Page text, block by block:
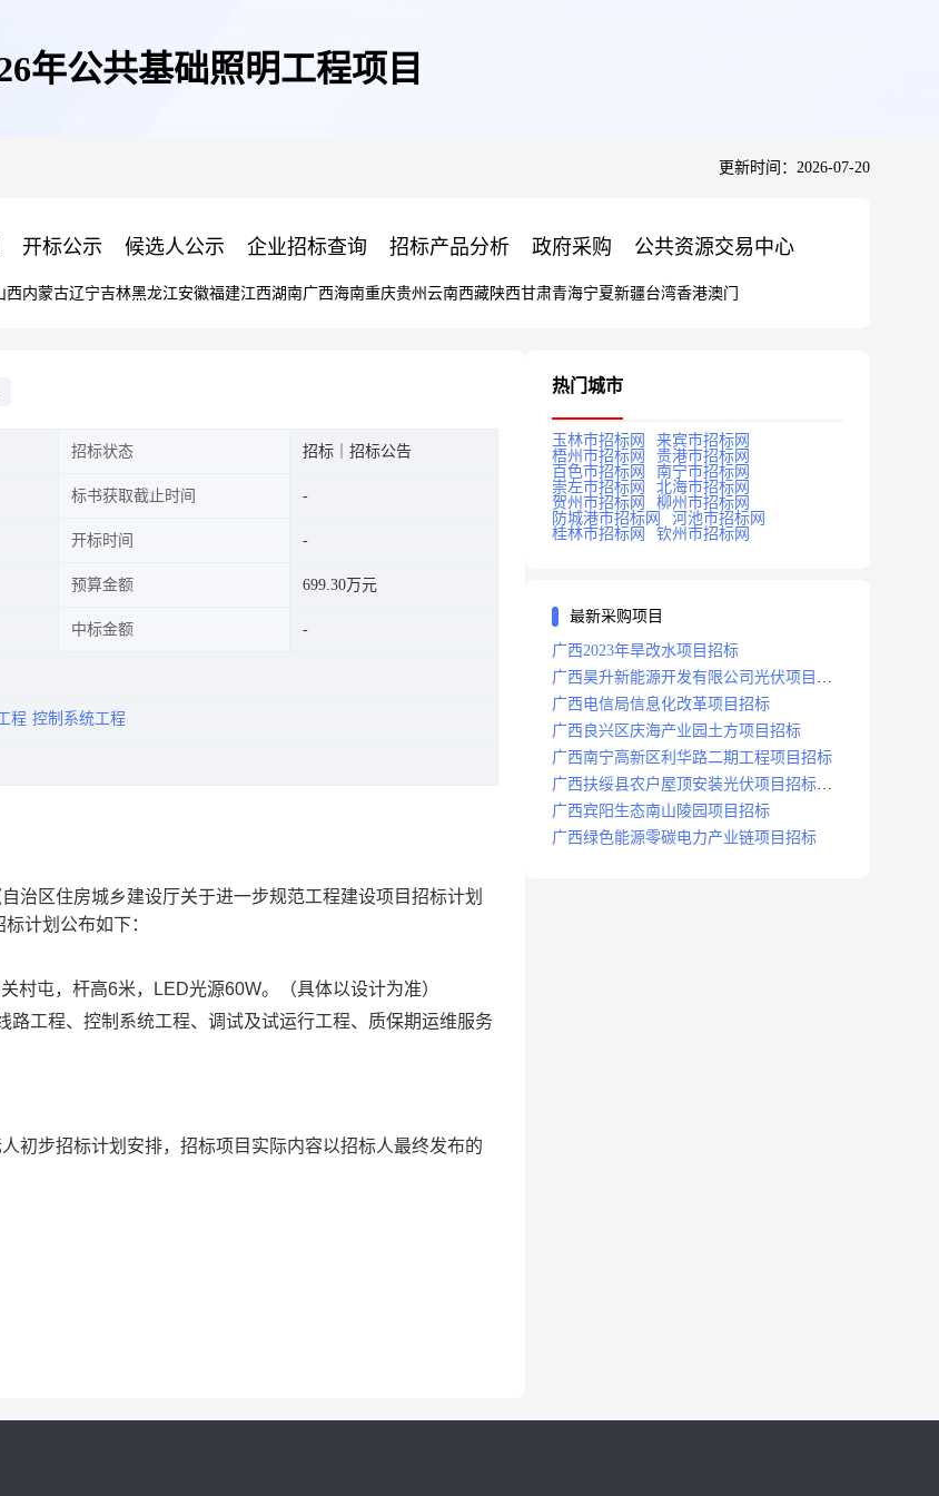
年公共基础照明工程项目
更新时间：2026-07-20
开标公示 候选人公示 企业招标查询 招标产品分析 政府采购 公共资源交易中心
西内蒙古辽宁吉林黑龙江安徽福建江西湖南广西海南重庆贵州 云南西藏陕西甘肃青海宁夏新疆台湾香港澳门
招标状态 招标｜招标公告
标书获取截止时间
开标时间
预算金额 699.30万元
中标金额
程 控制系统工程
治区住房城乡建设厅关于进一步规范工程建设项目招标计划
计划公布如下：
村屯，杆高6米，LED光源60W。（具体以设计为准）
工程、控制系统工程、调试及试运行工程、质保期运维服务
初步招标计划安排，招标项目实际内容以招标人最终发布的
热门城市
玉林市招标网
来宾市招标网
梧州市招标网
贵港市招标网
百色市招标网
南宁市招标网
崇左市招标网
北海市招标网
贺州市招标网
柳州市招标网
防城港市招标网
河池市招标网
桂林市招标网
钦州市招标网
最新采购项目
广西2023年旱改水项目招标
广西昊升新能源开发有限公司光伏项目招
标
广西电信局信息化改革项目招标
广西良兴区庆海产业园土方项目招标
广西南宁高新区利华路二期工程项目招标
广西扶绥县农户屋顶安装光伏项目招标公
告
广西宾阳生态南山陵园项目招标
广西绿色能源零碳电力产业链项目招标